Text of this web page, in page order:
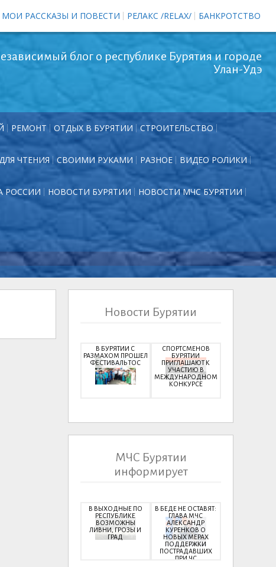
МОИ РАССКАЗЫ И ПОВЕСТИ РЕЛАКС /RELAX/ БАНКРОТСТВО
блог о республике Бурятия и городе
Улан-Удэ
РЕМОНТ ОТДЫХ В БУРЯТИИ СТРОИТЕЛЬСТВО
ЧТЕНИЯ СВОИМИ РУКАМИ РАЗНОЕ ВИДЕО РОЛИКИ
РОССИИ НОВОСТИ БУРЯТИИ НОВОСТИ МЧС БУРЯТИИ
Новости Бурятии
В БУРЯТИИ С
РАЗМАХОМ ПРОШЕЛ
ФЕСТИВАЛЬ ТОС
СПОРТСМЕНОВ
БУРЯТИИ
ПРИГЛАШАЮТ К
УЧАСТИЮ В
МЕЖДУНАРОДНОМ
КОНКУРСЕ
МЧС Бурятии
информирует
В ВЫХОДНЫЕ ПО
РЕСПУБЛИКЕ
ВОЗМОЖНЫ
ЛИВНИ, ГРОЗЫ И
ГРАД
В БЕДЕ НЕ ОСТАВЯТ:
ГЛАВА МЧС
АЛЕКСАНДР
КУРЕНКОВ О
НОВЫХ МЕРАХ
ПОДДЕРЖКИ
ПОСТРАДАВШИХ
ПРИ ЧС